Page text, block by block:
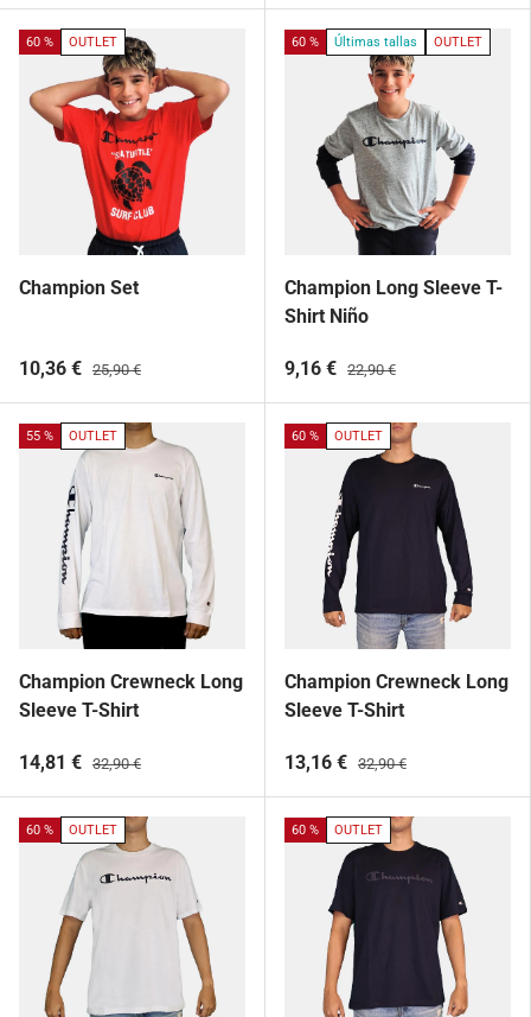
60 % OUTLET
Champion Set
10,36 € 25,90 €
60 % Últimas tallas OUTLET
Champion Long Sleeve T-
Shirt Niño
9,16 € 22,90 €
55 % OUTLET
Champion Crewneck Long
Sleeve T-Shirt
14,81 € 32,90 €
60 % OUTLET
Champion Crewneck Long
Sleeve T-Shirt
13,16 € 32,90 €
60 % OUTLET 60 % OUTLET